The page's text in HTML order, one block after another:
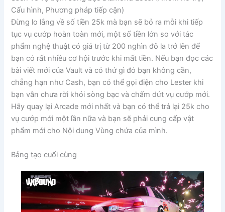
Cấu hình, Phương pháp tiếp cận)
Đừng lo lắng về số tiền 25k mà bạn sẽ bỏ ra mỗi khi tiếp
tục vụ cướp hoàn toàn mới, một số tiền lớn so với tác
phẩm nghệ thuật có giá trị từ 200 nghìn đô la trở lên để
bạn có rất nhiều cơ hội trước khi mất tiền. Nếu bạn đọc các
bài viết mới của Vault và có thứ gì đó bạn không cần,
chẳng hạn như Cash, bạn có thể gọi điện cho Lester khi
bạn vẫn chưa rời khỏi sòng bạc và chấm dứt vụ cướp mới.
Hãy quay lại Arcade mới nhất và bạn có thể trả lại 25k cho
vụ cướp mới một lần nữa và bạn sẽ phải cung cấp vật
phẩm mới cho Nội dung Vùng chứa của mình.
Bảng tạo cuối cùng